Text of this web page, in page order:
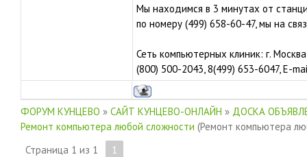
Мы находимся в 3 минутах от
по номеру (499) 658-60-47, мы на
Сеть компьютерных клиник: г.
(800) 500-2043, 8(499) 653-6047, E-
ФОРУМ КУНЦЕВО » САЙТ КУНЦЕВО-ОНЛАЙН » ДОСКА
Ремонт компьютера любой сложности (Ремонт компьютера
Страница 1 из 1 1